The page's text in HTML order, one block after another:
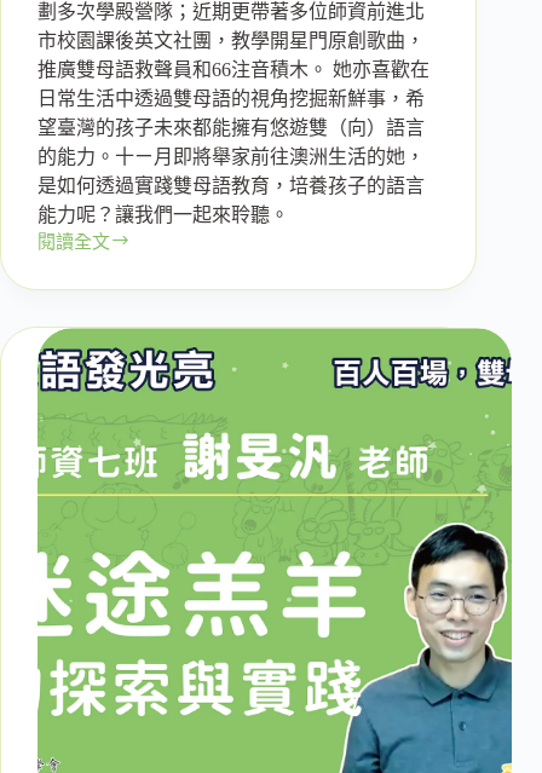
劃多次學殿營隊；近期更帶著多位師資前進北
市校園課後英文社團，教學開星門原創歌曲，
推廣雙母語救聲員和66注音積木。 她亦喜歡在
日常生活中透過雙母語的視角挖掘新鮮事，希
望臺灣的孩子未來都能擁有悠遊雙（向）語言
的能力。十ㄧ月即將舉家前往澳洲生活的她，
是如何透過實踐雙母語教育，培養孩子的語言
能力呢？讓我們一起來聆聽。
閱讀全文
二
場：
即
將
出
國
的
陳
芷
翎
師
｜
如